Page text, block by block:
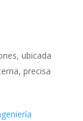
ubicada
precisa